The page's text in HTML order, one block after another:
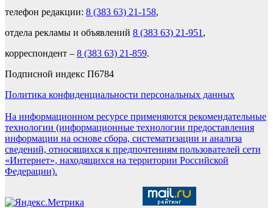
телефон редакции: 8 (383 63) 21-158,
отдела рекламы и объявлений 8 (383 63) 21-951 ,
корреспондент – 8 (383 63) 21-859.
Подписной индекс П6784
Политика конфиденциальности персональных данных
На информационном ресурсе применяются рекомендательные
технологии (информационные технологии предоставления
информации на основе сбора, систематизации и анализа
сведений, относящихся к предпочтениям пользователей сети
«Интернет», находящихся на территории Российской
Федерации).